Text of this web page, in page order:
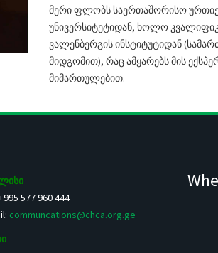
მერი ფლობს საერთაშორისო
უნივერსიტეტიდან, ხოლო
ვალენბერგის ინსტიტუტიდან
მიდგომით), რაც ამყარებს მის
მიმართულებით.
577 960 444
communcations@chca.org.ge